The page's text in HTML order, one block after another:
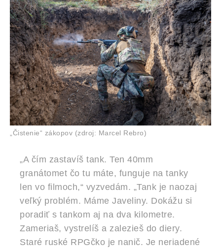
„Čistenie“ zákopov (zdroj: Marcel Rebro)
„A čím zastavíš tank. Ten 40mm
granátomet čo tu máte, funguje na tanky
len vo filmoch,“ vyzvedám. „Tank je naozaj
veľký problém. Máme Javeliny. Dokážu si
poradiť s tankom aj na dva kilometre.
Zameriaš, vystrelíš a zalezieš do diery.
Staré ruské RPGčko je nanič. Je neriadené